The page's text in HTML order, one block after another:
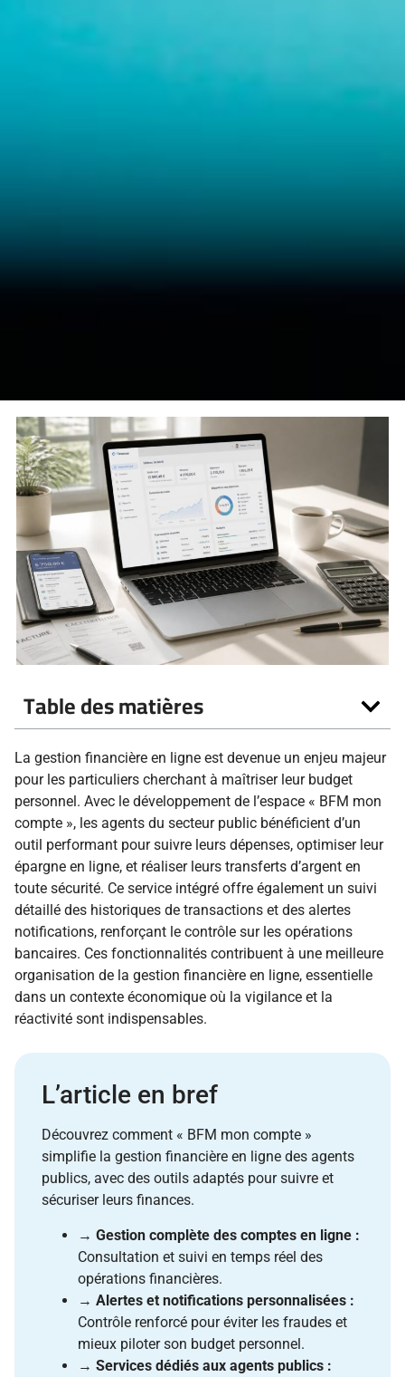
Table des matières
La gestion financière en ligne est devenue un enjeu majeur
pour les particuliers cherchant à maîtriser leur budget
personnel. Avec le développement de l’espace « BFM mon
compte », les agents du secteur public bénéficient d’un
outil performant pour suivre leurs dépenses, optimiser leur
épargne en ligne, et réaliser leurs transferts d’argent en
toute sécurité. Ce service intégré offre également un suivi
détaillé des historiques de transactions et des alertes
notifications, renforçant le contrôle sur les opérations
bancaires. Ces fonctionnalités contribuent à une meilleure
organisation de la gestion financière en ligne, essentielle
dans un contexte économique où la vigilance et la
réactivité sont indispensables.
L’article en bref
Découvrez comment « BFM mon compte »
simplifie la gestion financière en ligne des agents
publics, avec des outils adaptés pour suivre et
sécuriser leurs finances.
→ Gestion complète des comptes en ligne :
Consultation et suivi en temps réel des
opérations financières.
→ Alertes et notifications personnalisées :
Contrôle renforcé pour éviter les fraudes et
mieux piloter son budget personnel.
→ Services dédiés aux agents publics :